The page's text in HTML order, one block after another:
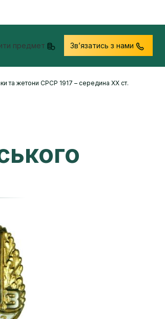
предмет Звʼязатись з нами
та жетони СРСР 1917 – середина XX ст.